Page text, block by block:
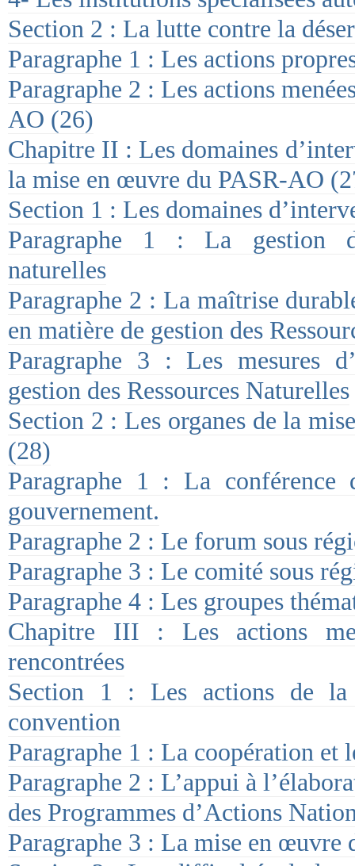
Section 2 : La lutte contre la
Paragraphe 1 : Les actions
Paragraphe 2 : Les actions
AO (26)
Chapitre II : Les domaines
la mise en œuvre du PASR-AO
Section 1 : Les domaines
Paragraphe 1 : La gestion
naturelles
Paragraphe 2 : La maîtrise
en matière de gestion des
Paragraphe 3 : Les mesures
gestion des Ressources Naturelles
Section 2 : Les organes de la
(28)
Paragraphe 1 : La conférence
gouvernement.
Paragraphe 2 : Le forum sous
Paragraphe 3 : Le comité sous
Paragraphe 4 : Les groupes
Chapitre III : Les actions
rencontrées
Section 1 : Les actions de
convention
Paragraphe 1 : La coopération et
Paragraphe 2 : L’appui à
des Programmes d’Actions
Paragraphe 3 : La mise en œuvre